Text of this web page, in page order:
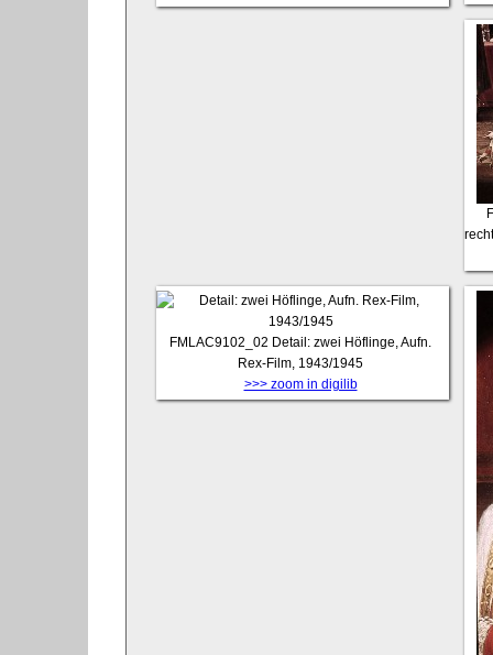
FMLAC9102_02 Detail: zwei Höflinge, Aufn.
Rex-Film, 1943/1945
>>> zoom in digilib